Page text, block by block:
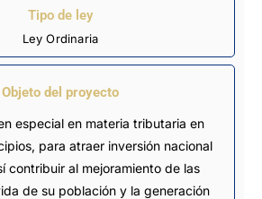
Tipo de ley
Ley Ordinaria
Objeto del proyecto
especial en materia tributaria en
para atraer inversión nacional
contribuir al mejoramiento de las
de su población y la generación